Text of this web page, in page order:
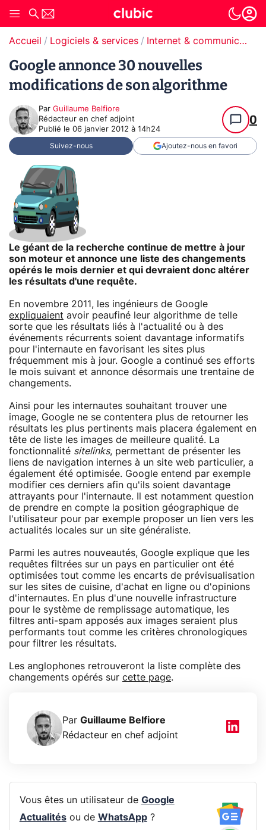
Accueil Logiciels & services Internet & communication
Google annonce 30 nouvelles
modifications de son algorithme
Par Guillaume Belfiore
Rédacteur en chef adjoint
Publié le 06 janvier 2012 à 14h24
0
Suivez-nous Ajoutez-nous en favori
Le géant de la recherche continue de mettre à jour
son moteur et annonce une liste des changements
opérés le mois dernier et qui devraient donc altérer
les résultats d'une requête.
En novembre 2011, les ingénieurs de Google
expliquaient avoir peaufiné leur algorithme de telle
sorte que les résultats liés à l'actualité ou à des
événements récurrents soient davantage informatifs
pour l'internaute en favorisant les sites plus
fréquemment mis à jour. Google a continué ses efforts
le mois suivant et annonce désormais une trentaine de
changements.
Ainsi pour les internautes souhaitant trouver une
image, Google ne se contentera plus de retourner les
résultats les plus pertinents mais placera également en
tête de liste les images de meilleure qualité. La
fonctionnalité sitelinks, permettant de présenter les
liens de navigation internes à un site web particulier, a
également été optimisée. Google entend par exemple
modifier ces derniers afin qu'ils soient davantage
attrayants pour l'internaute. Il est notamment question
de prendre en compte la position géographique de
l'utilisateur pour par exemple proposer un lien vers les
actualités locales sur un site généraliste.
Parmi les autres nouveautés, Google explique que les
requêtes filtrées sur un pays en particulier ont été
optimisées tout comme les encarts de prévisualisation
sur les sites de cuisine, d'achat en ligne ou d'opinions
d'internautes. En plus d'une nouvelle infrastructure
pour le système de remplissage automatique, les
filtres anti-spam apposés aux images seraient plus
performants tout comme les critères chronologiques
pour filtrer les résultats.
Les anglophones retrouveront la liste complète des
changements opérés sur cette page.
Par Guillaume Belfiore
Rédacteur en chef adjoint
Vous êtes un utilisateur de Google
Actualitésou de WhatsApp?